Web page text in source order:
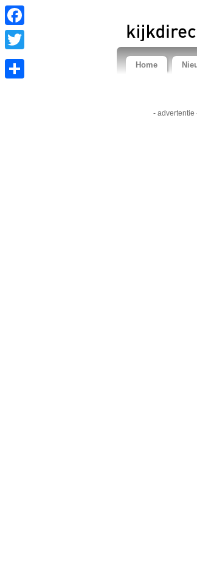
Facebook
Twitter
Home
- advertentie